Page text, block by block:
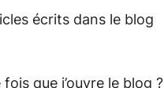
écrits dans le blog
que j’ouvre le blog ?